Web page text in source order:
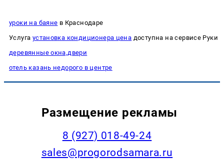
уроки на баяне в Краснодаре
Услуга установка кондиционера цена доступна на сервисе Руки
деревянные окна,двери
отель казань недорого в центре
Размещение рекламы
8 (927) 018-49-24
sales@progorodsamara.ru